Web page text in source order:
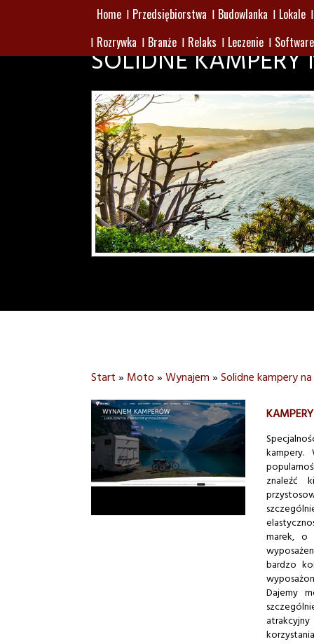
Home Przedsiębiorstwa Budowlanka
Lokale
Rozrywka
Branże Relaks Leczenie Software
SOLIDNE
Start» Moto»Wynajem»Solidne kampery
znaleźć
marek, o
bardzo
Dajemy